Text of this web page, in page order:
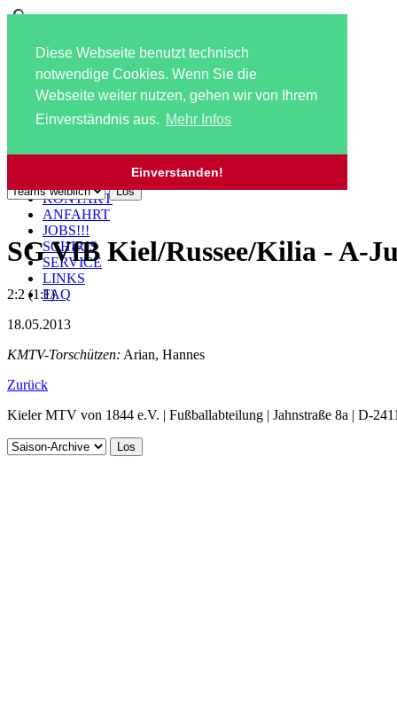
Diese Webseite benutzt technisch
notwendige Cookies. Wenn Sie die
Webseite weiter nutzen, gehen wir von Ihrem
Einverständnis aus. Mehr Infos
Einverstanden!
KONTAKT
ANFAHRT
JOBS!!!
SCHIRIS
SERVICE
LINKS
FAQ
SG VfB Kiel/Russee/Kilia - A-
2:2 (1:1)
18.05.2013
KMTV-Torschützen: Arian, Hannes
Zurück
Kieler MTV von 1844 e.V. | Fußballabteilung | Jahnstraße 8a | D-